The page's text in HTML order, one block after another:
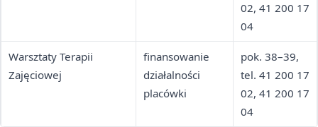
02, 41 200 17
04
Warsztaty Terapii
Zajęciowej
finansowanie
działalności
placówki
pok. 38–39,
tel. 41 200 17
02, 41 200 17
04